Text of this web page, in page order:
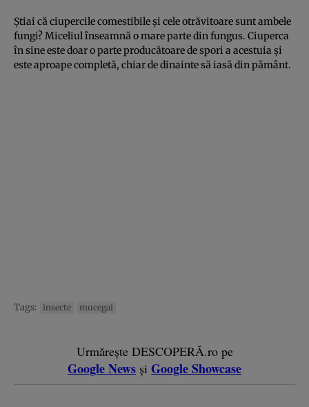
Ştiai că ciupercile comestibile şi cele otrăvitoare sunt ambele
fungi? Miceliul înseamnă o mare parte din fungus. Ciuperca
în sine este doar o parte producătoare de spori a acestuia şi
este aproape completă, chiar de dinainte să iasă din pământ.
Tags: insecte mucegai
Urmărește DESCOPERĂ.ro pe
Google News și Google Showcase